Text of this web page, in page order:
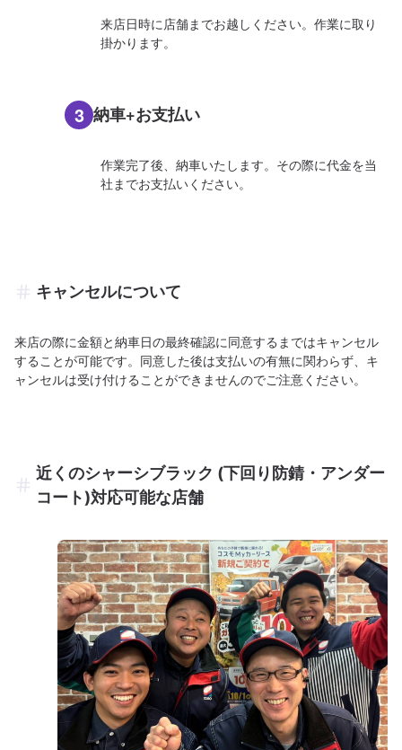
来店日時に店舗までお越しください。作業に取り
掛かります。
3 納車+お支払い
作業完了後、納車いたします。その際に代金を当
社までお支払いください。
キャンセルについて
来店の際に金額と納車日の最終確認に同意するまではキャンセル
することが可能です。同意した後は支払いの有無に関わらず、キ
ャンセルは受け付けることができませんのでご注意ください。
近くのシャーシブラック (下回り防錆・アンダー
コート)対応可能な店舗